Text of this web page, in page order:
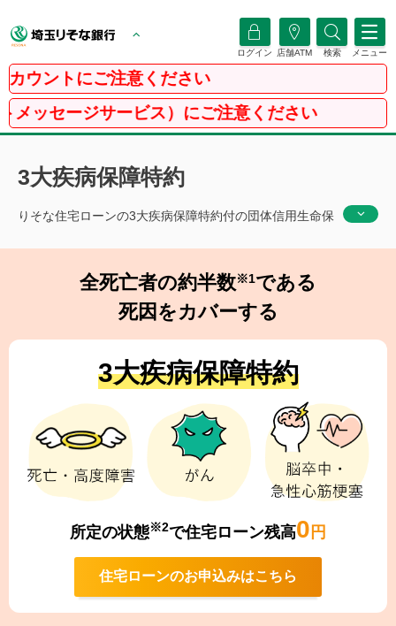
ログイン 店舗ATM 検索 メニュー
にご注意ください
ービス）にご注意ください
3大疾病保障特約
りそな住宅ローンの3大疾病保障特約付の団体信用生命保
高が0円になる特約付きの住宅ローンです。
全死亡者の約半数※1である
死因をカバーする
3大疾病保障特約
所定の状態※2で住宅ローン残高0 円
住宅ローンのお申込みはこちら